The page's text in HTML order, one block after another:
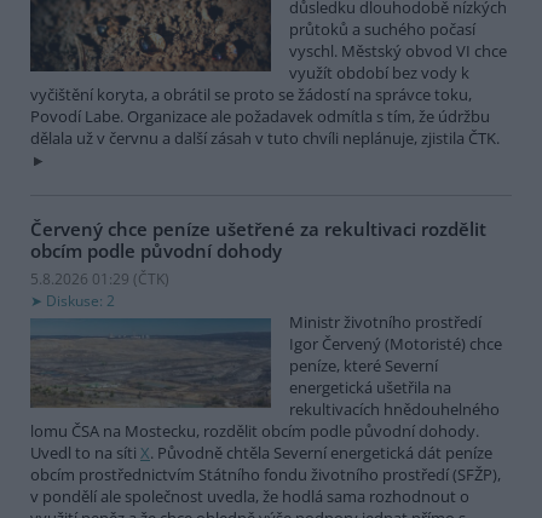
důsledku dlouhodobě nízkých
průtoků a suchého počasí
vyschl. Městský obvod VI chce
využít období bez vody k
vyčištění koryta, a obrátil se proto se žádostí na správce toku,
Povodí Labe. Organizace ale požadavek odmítla s tím, že údržbu
dělala už v červnu a další zásah v tuto chvíli neplánuje, zjistila ČTK.
Červený chce peníze ušetřené za rekultivaci rozdělit
obcím podle původní dohody
5.8.2026 01:29 (ČTK)
Diskuse: 2
Ministr životního prostředí
Igor Červený (Motoristé) chce
peníze, které Severní
energetická ušetřila na
rekultivacích hnědouhelného
lomu ČSA na Mostecku, rozdělit obcím podle původní dohody.
Uvedl to na síti X. Původně chtěla Severní energetická dát peníze
obcím prostřednictvím Státního fondu životního prostředí (SFŽP),
v pondělí ale společnost uvedla, že hodlá sama rozhodnout o